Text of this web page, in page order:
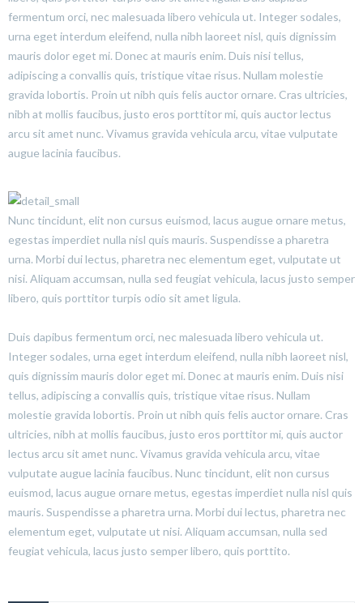
fermentum orci, nec malesuada libero vehicula ut. Integer sodales,
urna eget interdum eleifend, nulla nibh laoreet nisl, quis dignissim
mauris dolor eget mi. Donec at mauris enim. Duis nisi tellus,
adipiscing a convallis quis, tristique vitae risus. Nullam molestie
gravida lobortis. Proin ut nibh quis felis auctor ornare. Cras ultricies,
nibh at mollis faucibus, justo eros porttitor mi, quis auctor lectus
arcu sit amet nunc. Vivamus gravida vehicula arcu, vitae vulputate
augue lacinia faucibus.
Nunc tincidunt, elit non cursus euismod, lacus augue ornare metus,
egestas imperdiet nulla nisl quis mauris. Suspendisse a pharetra
urna. Morbi dui lectus, pharetra nec elementum eget, vulputate ut
nisi. Aliquam accumsan, nulla sed feugiat vehicula, lacus justo semper
libero, quis porttitor turpis odio sit amet ligula.
Duis dapibus fermentum orci, nec malesuada libero vehicula ut.
Integer sodales, urna eget interdum eleifend, nulla nibh laoreet nisl,
quis dignissim mauris dolor eget mi. Donec at mauris enim. Duis nisi
tellus, adipiscing a convallis quis, tristique vitae risus. Nullam
molestie gravida lobortis. Proin ut nibh quis felis auctor ornare. Cras
ultricies, nibh at mollis faucibus, justo eros porttitor mi, quis auctor
lectus arcu sit amet nunc. Vivamus gravida vehicula arcu, vitae
vulputate augue lacinia faucibus. Nunc tincidunt, elit non cursus
euismod, lacus augue ornare metus, egestas imperdiet nulla nisl quis
mauris. Suspendisse a pharetra urna. Morbi dui lectus, pharetra nec
elementum eget, vulputate ut nisi. Aliquam accumsan, nulla sed
feugiat vehicula, lacus justo semper libero, quis porttito.